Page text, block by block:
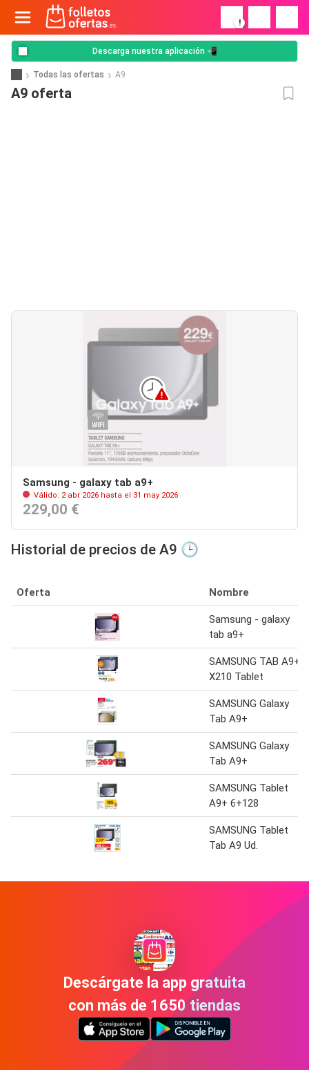
!
Descarga nuestra aplicación 📲
Todas las ofertas A9
A9 oferta
Samsung - galaxy tab a9+
Válido: 2 abr 2026 hasta el 31 may 2026
229,00 €
Historial de precios de A9 🕒
Oferta Nombre
Samsung - galaxy
tab a9+
SAMSUNG TAB A9+
X210 Tablet
SAMSUNG Galaxy
Tab A9+
SAMSUNG Galaxy
Tab A9+
SAMSUNG Tablet
A9+ 6+128
SAMSUNG Tablet
Tab A9 Ud.
Descárgate la app gratuita
con más de 1650 tiendas